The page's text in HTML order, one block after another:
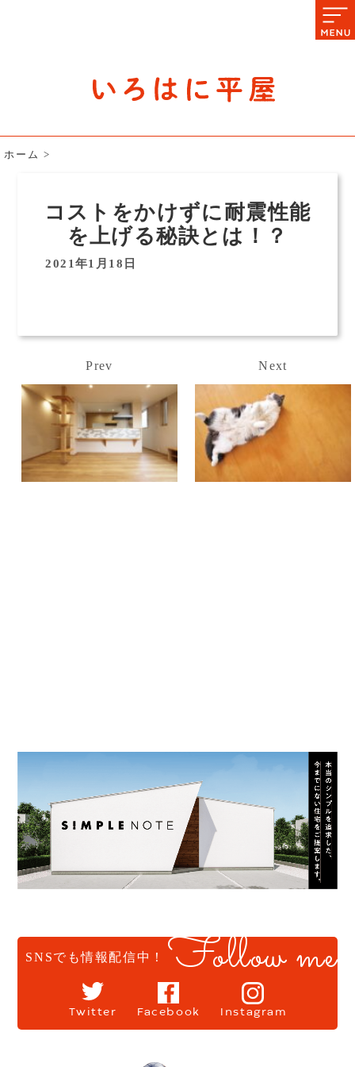
ホーム >
コストをかけずに耐震性能
を上げる秘訣とは！？
2021年1月18日
Prev Next
SNSでも情報配信中！ Follow me
Twitter Facebook Instagram